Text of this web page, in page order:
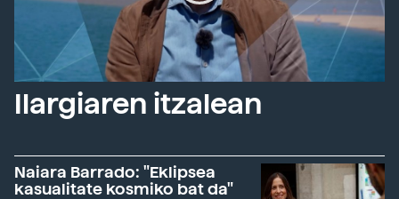
Ilargiaren itzalean
Naiara Barrado: "Eklipsea
kasualitate kosmiko bat da"